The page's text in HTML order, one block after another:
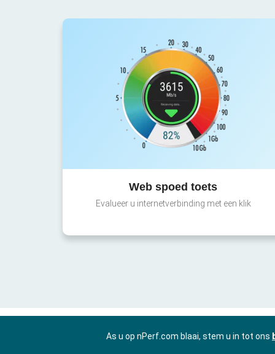
Web spoed toets
Evalueer u internetverbinding met een klik
As u op nPerf.com blaai, stem u in tot ons